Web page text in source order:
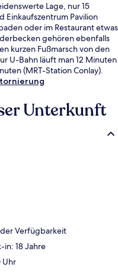
Lage, nur 15
Einkaufszentrum Pavilion
oder im Restaurant etwas
gehören ebenfalls
kurzen Fußmarsch von den
U-Bahn läuft man 12 Minuten
(MRT-Station Conlay).
Unterkunft
Verfügbarkeit
18 Jahre
Uhr